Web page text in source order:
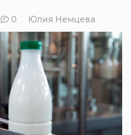
0 Юлия Немцева